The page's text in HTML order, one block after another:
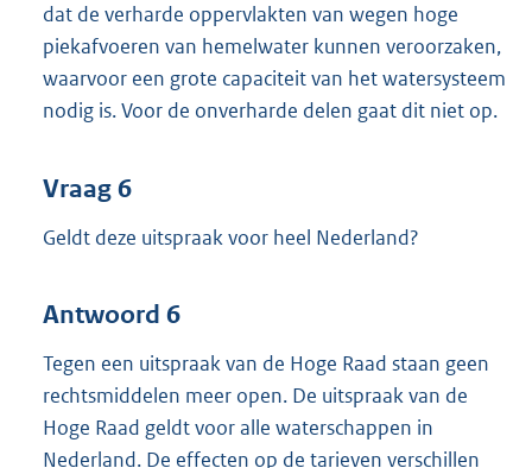
dat de verharde oppervlakten van wegen hoge
piekafvoeren van hemelwater kunnen veroorzaken,
waarvoor een grote capaciteit van het watersysteem
nodig is. Voor de onverharde delen gaat dit niet op.
Vraag 6
Geldt deze uitspraak voor heel Nederland?
Antwoord 6
Tegen een uitspraak van de Hoge Raad staan geen
rechtsmiddelen meer open. De uitspraak van de
Hoge Raad geldt voor alle waterschappen in
Nederland. De effecten op de tarieven verschillen